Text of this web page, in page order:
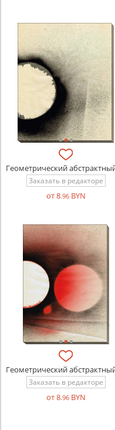
Заказать в редакторе
от 8.96BYN
Заказать в редакторе
от 8.96BYN